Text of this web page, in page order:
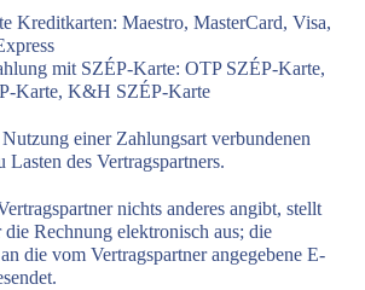
Kreditkarten: Maestro, MasterCard, Visa,
mit SZÉP-Karte: OTP SZÉP-Karte,
Karte, K&H SZÉP-Karte
einer Zahlungsart verbundenen
Lasten des Vertragspartners.
nichts anderes angibt, stellt
Rechnung elektronisch aus; die
die vom Vertragspartner angegebene E-